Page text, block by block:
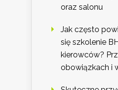
oraz salonu
Jak często
się szkolenie
kierowców?
obowiązkach i